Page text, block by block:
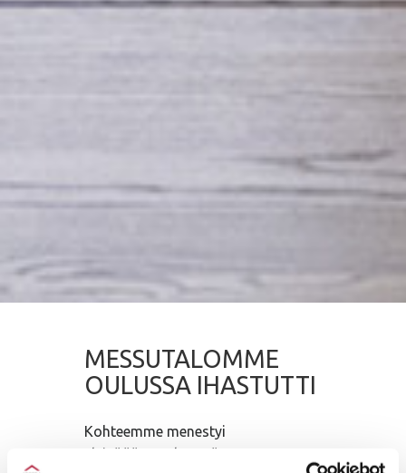
MESSUTALOMME
OULUSSA IHASTUTTI
Kohteemme menestyi